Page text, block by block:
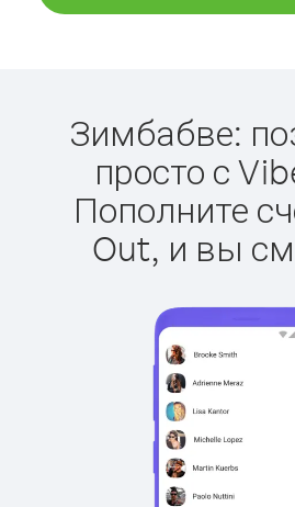
Зимбабве:
просто с
Пополните
Out, и вы